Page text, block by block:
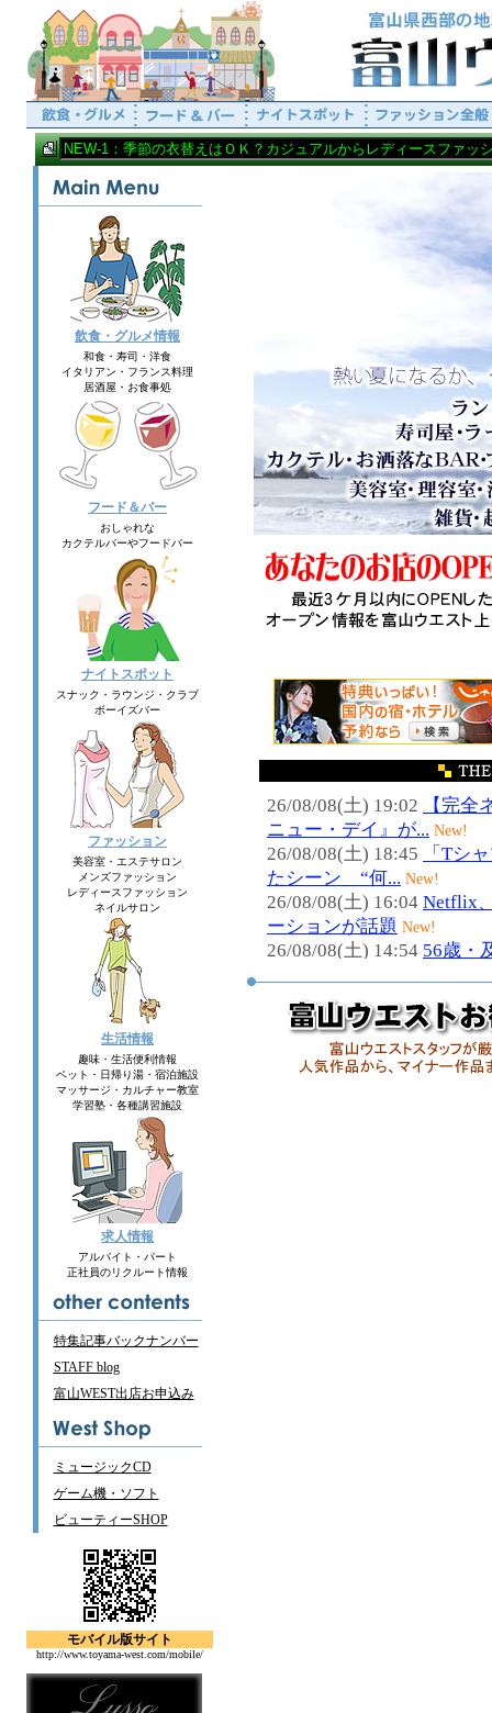
飲食・グルメ情報
和食・寿司・洋食
イタリアン・フランス料理
居酒屋・お食事処
フード＆バー
おしゃれな
カクテルバーやフードバー
ナイトスポット
スナック・ラウンジ・クラブ
ボーイズバー
ファッション
美容室・エステサロン
メンズファッション
レディースファッション
ネイルサロン
生活情報
趣味・生活便利情報
ペット・日帰り湯・宿泊施設
マッサージ・カルチャー教室
学習塾・各種講習施設
求人情報
アルバイト・パート
正社員のリクルート情報
特集記事バックナンバー
STAFF blog
富山WEST出店お申込み
ミュージックCD
ゲーム機・ソフト
ビューティーSHOP
モバイル版サイト
http://www.toyama-west.com/mobile/